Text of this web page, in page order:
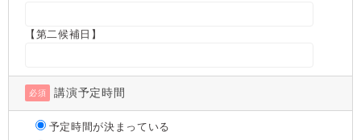
【第二候補日】
必須 講演予定時間
予定時間が決まっている